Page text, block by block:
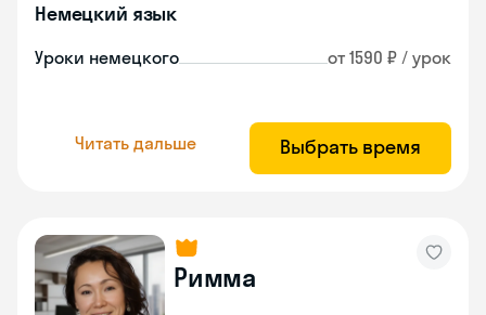
Немецкий язык
Уроки немецкого от 1590 ₽ / урок
Читать дальше Выбрать время
Римма